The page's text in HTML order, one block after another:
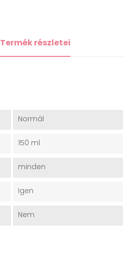
Termék részletei
Normál
150 ml
minden
Igen
Nem